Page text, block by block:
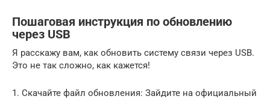
Пошаговая инструкция по обновлению
через USB
Я расскажу вам, как обновить систему связи через USB.
Это не так сложно, как кажется!
1. Скачайте файл обновления: Зайдите на официальный